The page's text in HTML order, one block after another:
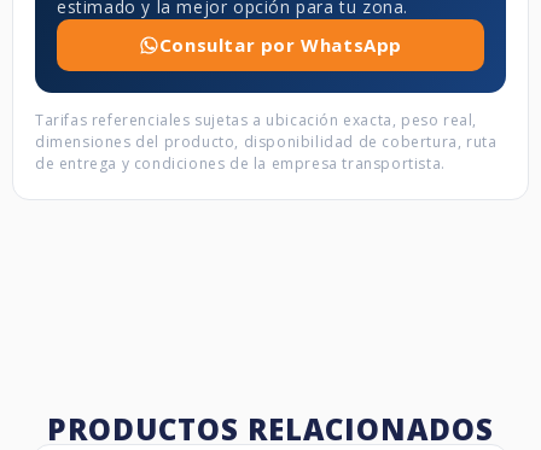
estimado y la mejor opción para tu zona.
Consultar por WhatsApp
Tarifas referenciales sujetas a ubicación exacta, peso real,
dimensiones del producto, disponibilidad de cobertura, ruta
de entrega y condiciones de la empresa transportista.
PRODUCTOS RELACIONADOS